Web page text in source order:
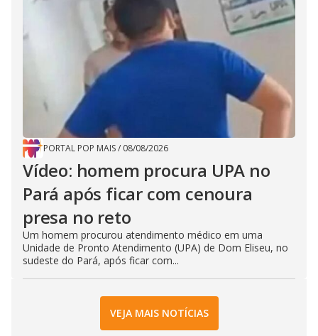
PORTAL POP MAIS/ 08/08/2026
Vídeo: homem procura UPA no
Pará após ficar com cenoura
presa no reto
Um homem procurou atendimento médico em uma
Unidade de Pronto Atendimento (UPA) de Dom Eliseu, no
sudeste do Pará, após ficar com...
VEJA MAIS NOTÍCIAS